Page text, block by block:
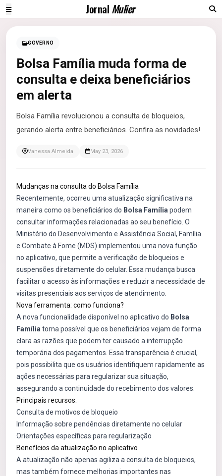
JornalMulier
GOVERNO
Bolsa Família muda forma de
consulta e deixa beneficiários
em alerta
Bolsa Família revolucionou a consulta de bloqueios,
gerando alerta entre beneficiários. Confira as novidades!
Vanessa Almeida May 23, 2026
Mudanças na consulta do Bolsa Família
Recentemente, ocorreu uma atualização significativa na
maneira como os beneficiários do Bolsa Família podem
consultar informações relacionadas ao seu benefício. O
Ministério do Desenvolvimento e Assistência Social, Família
e Combate à Fome (MDS) implementou uma nova função
no aplicativo, que permite a verificação de bloqueios e
suspensões diretamente do celular. Essa mudança busca
facilitar o acesso às informações e reduzir a necessidade de
visitas presenciais aos serviços de atendimento.
Nova ferramenta: como funciona?
A nova funcionalidade disponível no aplicativo do Bolsa
Família torna possível que os beneficiários vejam de forma
clara as razões que podem ter causado a interrupção
temporária dos pagamentos. Essa transparência é crucial,
pois possibilita que os usuários identifiquem rapidamente as
ações necessárias para regularizar sua situação,
assegurando a continuidade do recebimento dos valores.
Principais recursos:
Consulta de motivos de bloqueio
Informação sobre pendências diretamente no celular
Orientações específicas para regularização
Benefícios da atualização no aplicativo
A atualização não apenas agiliza a consulta de bloqueios,
mas também fornece melhorias importantes nas